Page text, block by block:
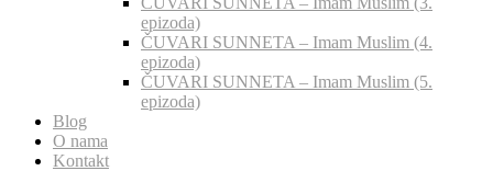
epizoda)
ČUVARI SUNNETA – Imam Muslim (4.
epizoda)
ČUVARI SUNNETA – Imam Muslim (5.
epizoda)
Blog
O nama
Kontakt